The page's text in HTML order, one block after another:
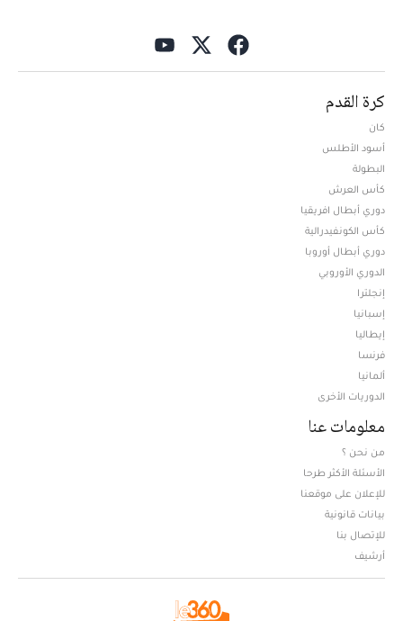
كرة القدم
كان
أسود الأطلس
البطولة
كأس العرش
دوري أبطال افريقيا
كأس الكونفيدرالية
دوري أبطال أوروبا
الدوري الأوروبي
إنجلترا
إسبانيا
إيطاليا
فرنسا
ألمانيا
الدوريات الأخرى
معلومات عنا
من نحن ؟
الأسئلة الأكثر طرحا
للإعلان على موقعنا
بيانات قانونية
للإتصال بنا
أرشيف